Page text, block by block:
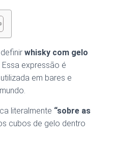
whisky com gelo
Essa expressão é
em bares e
literalmente “sobre as
cubos de gelo dentro